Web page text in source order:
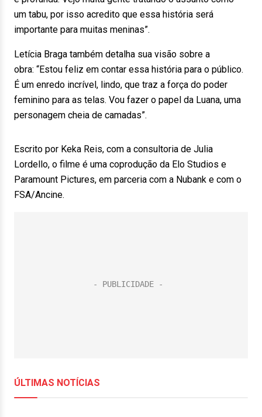
um tabu, por isso acredito que essa história será
importante para muitas meninas”.
Letícia Braga também detalha sua visão sobre a
obra: “Estou feliz em contar essa história para o público.
É um enredo incrível, lindo, que traz a força do poder
feminino para as telas. Vou fazer o papel da Luana, uma
personagem cheia de camadas”.
Escrito por Keka Reis, com a consultoria de Julia
Lordello, o filme é uma coprodução da Elo Studios e
Paramount Pictures, em parceria com a Nubank e com o
FSA/Ancine.